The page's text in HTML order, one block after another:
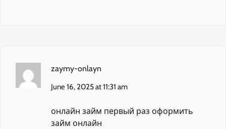
zaymy-onlayn
June 16, 2025 at 11:31 am
онлайн займ первый раз оформить
займ онлайн